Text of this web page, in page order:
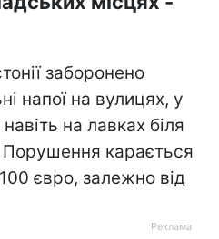
заборонено
напої на вулицях, у
на лавках біля
Порушення карається
євро, залежно від